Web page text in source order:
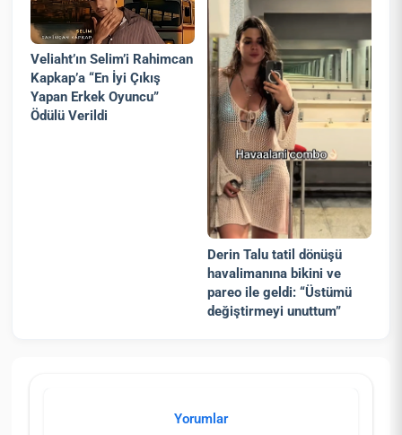
Veliaht’ın Selim’i Rahimcan
Kapkap’a “En İyi Çıkış
Yapan Erkek Oyuncu”
Ödülü Verildi
Derin Talu tatil dönüşü
havalimanına bikini ve
pareo ile geldi: “Üstümü
değiştirmeyi unuttum”
Yorumlar